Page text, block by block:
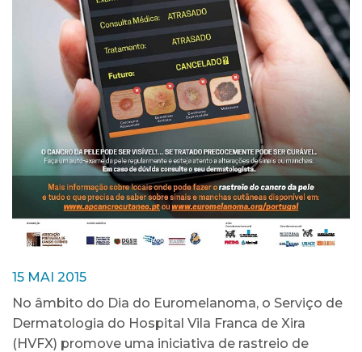
15 MAI 2015
No âmbito do Dia do Euromelanoma, o Serviço de
Dermatologia do Hospital Vila Franca de Xira
(HVFX) promove uma iniciativa de rastreio de